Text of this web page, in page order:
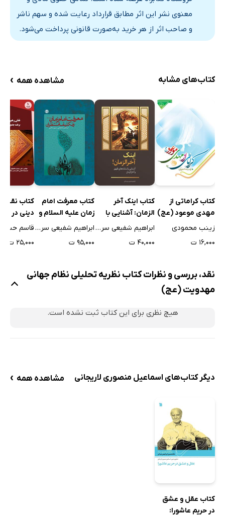
معنوی نشر این اثر مطابق قرارداد رعایت شده و سهم ناشر
و صاحب اثر از هر خرید به‌صورت قانونی پرداخت می‌شود.
کتاب‌های مشابه مشاهده همه ›
کتاب کراماتی از
مهدی موعود (عج)
زینب محمودی
۱۶,۰۰۰ ت
کتاب اینک آخر
الزمان: آشنایی با
نشانه‌های ظهور و
ابراهیم شفیعی سروستانی
۴۰,۰۰۰ ت
کتاب معرفت امام
زمان علیه السلام و
تکلیف منتظران
ابراهیم شفیعی سروستانی
۹۵,۰۰۰ ت
کتاب نقش
دینی در
برنامه
قاسم حبیب
۲۵,۰۰۰ ت
نقد، بررسی و نظرات کتاب نظریه تحلیلی نظام جهانی
مهدویت (عج)
هیچ نظری برای این کتاب ثبت نشده است.
دیگر کتاب‌های اسماعیل منصوری لاریجانی مشاهده همه ›
کتاب عقل و عشق
در حریم عاشورا: